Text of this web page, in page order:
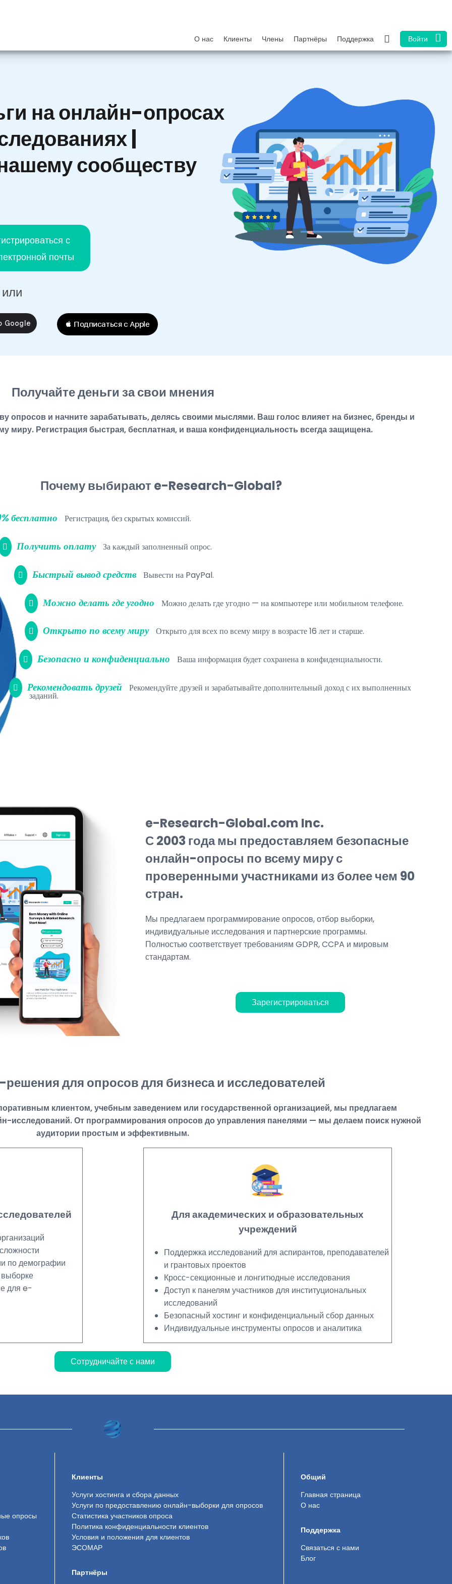
О нас Клиенты Члены Партнёры Поддержка Войти
на онлайн-опросах
|
сообществу
с
почты
или
 Подписаться с Apple
Получайте деньги за свои мнения
опросов и начните зарабатывать, делясь своими мыслями. Ваш голос влияет на бизнес, бренды и
миру. Регистрация быстрая, бесплатная, и ваша конфиденциальность всегда защищена.
Почему выбирают e-Research-Global?
бесплатно Регистрация, без скрытых комиссий.
Получить оплату За каждый заполненный опрос.
Быстрый вывод средств Вывести на PayPal.
Можно делать где угодно Можно делать где угодно — на компьютере или мобильном телефоне.
Открыто по всему миру Открыто для всех по всему миру в возрасте 16 лет и старше.
Безопасно и конфиденциально Ваша информация будет сохранена в конфиденциальности.
Рекомендовать друзей Рекомендуйте друзей и зарабатывайте дополнительный доход с их выполненных
заданий.
e-Research-Global.com Inc.
С 2003 года мы предоставляем безопасные
онлайн-опросы по всему миру с
проверенными участниками из более чем 90
стран.
Мы предлагаем программирование опросов, отбор выборки,
индивидуальные исследования и партнерские программы.
Полностью соответствует требованиям GDPR, CCPA и мировым
стандартам.
Зарегистрироваться
для опросов для бизнеса и исследователей
клиентом, учебным заведением или государственной организацией, мы предлагаем
исследований. От программирования опросов до управления панелями — мы делаем поиск нужной
аудитории простым и эффективным.
по демографии
для e-
Для академических и образовательных
учреждений
Поддержка исследований для аспирантов, преподавателей
и грантовых проектов
Кросс-секционные и лонгитюдные исследования
Доступ к панелям участников для институциональных
исследований
Безопасный хостинг и конфиденциальный сбор данных
Индивидуальные инструменты опросов и аналитика
Сотрудничайте с нами
опросы
Клиенты
Услуги хостинга и сбора данных
Услуги по предоставлению онлайн-выборки для опросов
Статистика участников опроса
Политика конфиденциальности клиентов
Условия и положения для клиентов
ЭСОМАР
Партнёры
Общий
Главная страница
О нас
Поддержка
Связаться с нами
Блог